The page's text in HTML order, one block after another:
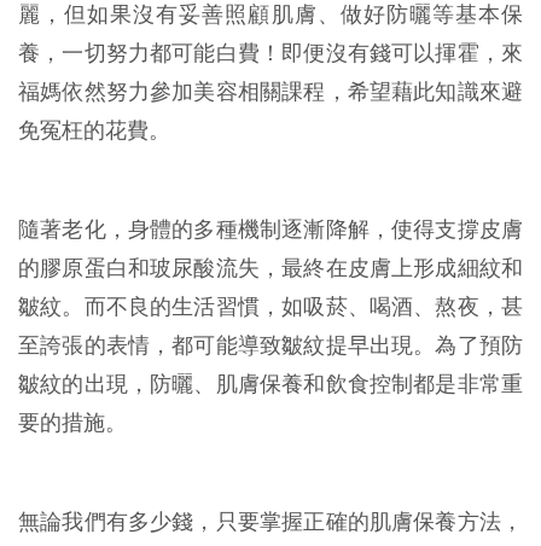
麗，但如果沒有妥善照顧肌膚、做好防曬等基本保
養，一切努力都可能白費！即便沒有錢可以揮霍，來
福媽依然努力參加美容相關課程，希望藉此知識來避
免冤枉的花費。
隨著老化，身體的多種機制逐漸降解，使得支撐皮膚
的膠原蛋白和玻尿酸流失，最終在皮膚上形成細紋和
皺紋。而不良的生活習慣，如吸菸、喝酒、熬夜，甚
至誇張的表情，都可能導致皺紋提早出現。為了預防
皺紋的出現，防曬、肌膚保養和飲食控制都是非常重
要的措施。
無論我們有多少錢，只要掌握正確的肌膚保養方法，